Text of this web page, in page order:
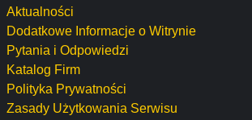
Aktualności
Dodatkowe Informacje o Witrynie
Pytania i Odpowiedzi
Katalog Firm
Polityka Prywatności
Zasady Użytkowania Serwisu